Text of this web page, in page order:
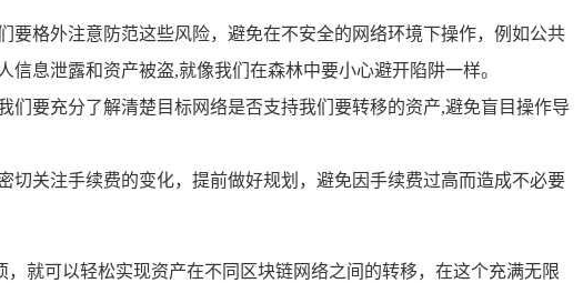
格外注意防范这些风险，避免在不安全的网络环境下操作，例如公共
息泄露和资产被盗,就像我们在森林中要小心避开陷阱一样。
要充分了解清楚目标网络是否支持我们要转移的资产,避免盲目操作导
关注手续费的变化，提前做好规划，避免因手续费过高而造成不必要
就可以轻松实现资产在不同区块链网络之间的转移，在这个充满无限